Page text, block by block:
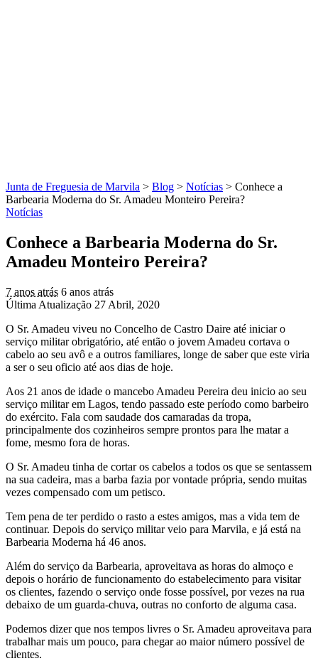
Junta de Freguesia de Marvila > Blog > Notícias > Conhece a
Barbearia Moderna do Sr. Amadeu Monteiro Pereira?
Notícias
Conhece a Barbearia Moderna do Sr.
Amadeu Monteiro Pereira?
7 anos atrás 6 anos atrás
Última Atualização 27 Abril, 2020
O Sr. Amadeu viveu no Concelho de Castro Daire até iniciar o
serviço militar obrigatório, até então o jovem Amadeu cortava o
cabelo ao seu avô e a outros familiares, longe de saber que este viria
a ser o seu oficio até aos dias de hoje.
Aos 21 anos de idade o mancebo Amadeu Pereira deu inicio ao seu
serviço militar em Lagos, tendo passado este período como barbeiro
do exército. Fala com saudade dos camaradas da tropa,
principalmente dos cozinheiros sempre prontos para lhe matar a
fome, mesmo fora de horas.
O Sr. Amadeu tinha de cortar os cabelos a todos os que se sentassem
na sua cadeira, mas a barba fazia por vontade própria, sendo muitas
vezes compensado com um petisco.
Tem pena de ter perdido o rasto a estes amigos, mas a vida tem de
continuar. Depois do serviço militar veio para Marvila, e já está na
Barbearia Moderna há 46 anos.
Além do serviço da Barbearia, aproveitava as horas do almoço e
depois o horário de funcionamento do estabelecimento para visitar
os clientes, fazendo o serviço onde fosse possível, por vezes na rua
debaixo de um guarda-chuva, outras no conforto de alguma casa.
Podemos dizer que nos tempos livres o Sr. Amadeu aproveitava para
trabalhar mais um pouco, para chegar ao maior número possível de
clientes.